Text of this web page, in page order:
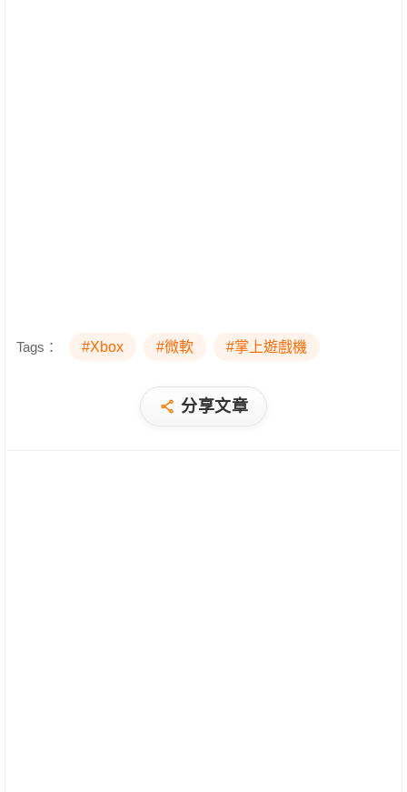
Tags： #Xbox #微軟 #掌上遊戲機
分享文章